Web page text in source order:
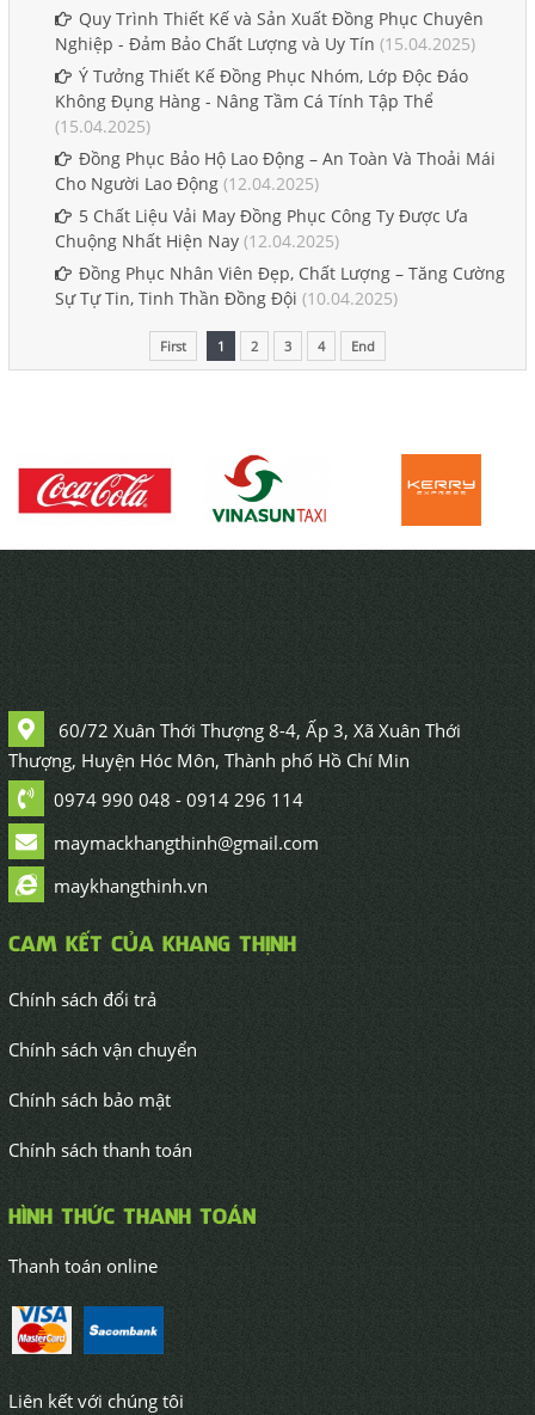
Quy Trình Thiết Kế và Sản Xuất Đồng Phục Chuyên
Nghiệp - Đảm Bảo Chất Lượng và Uy Tín (15.04.2025)
Ý Tưởng Thiết Kế Đồng Phục Nhóm, Lớp Độc Đáo
Không Đụng Hàng - Nâng Tầm Cá Tính Tập Thể
(15.04.2025)
Đồng Phục Bảo Hộ Lao Động – An Toàn Và Thoải Mái
Cho Người Lao Động(12.04.2025)
5 Chất Liệu Vải May Đồng Phục Công Ty Được Ưa
Chuộng Nhất Hiện Nay(12.04.2025)
Đồng Phục Nhân Viên Đẹp, Chất Lượng – Tăng Cường
Sự Tự Tin, Tinh Thần Đồng Đội (10.04.2025)
First 1 2 3 4 End
60/72 Xuân Thới Thượng 8-4, Ấp 3, Xã Xuân Thới
Thượng, Huyện Hóc Môn, Thành phố Hồ Chí Min
0974 990 048 - 0914 296 114
maymackhangthinh@gmail.com
maykhangthinh.vn
CAM KẾT CỦA KHANG THỊNH
Chính sách đổi trả
Chính sách vận chuyển
Chính sách bảo mật
Chính sách thanh toán
HÌNH THỨC THANH TOÁN
Thanh toán online
Liên kết với chúng tôi